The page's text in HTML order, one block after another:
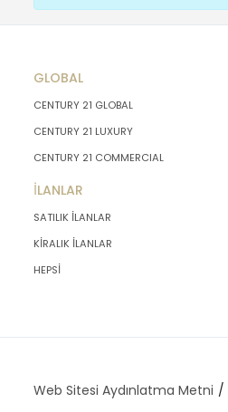
GLOBAL
CENTURY 21 GLOBAL
CENTURY 21 LUXURY
CENTURY 21 COMMERCIAL
İLANLAR
SATILIK İLANLAR
KİRALIK İLANLAR
HEPSİ
Web Sitesi Aydınlatma Metni